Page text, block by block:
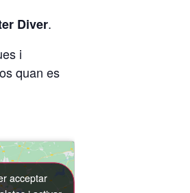
Diver.
i
quan es
acceptar
acceptar